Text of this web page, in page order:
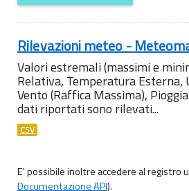
Rilevazioni meteo -
Valori estremali (massimi e
Relativa, Temperatura Esterna,
Vento (Raffica Massima),
dati riportati sono rilevati...
CSV
E' possibile inoltre accedere al registro
Documentazione API).